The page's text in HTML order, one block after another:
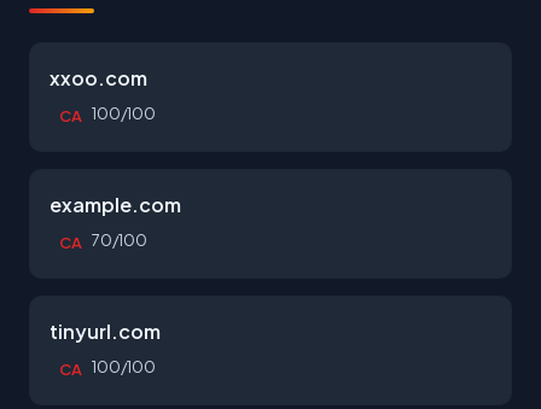
xxoo.com
CA 100/100
example.com
CA 70/100
tinyurl.com
CA 100/100